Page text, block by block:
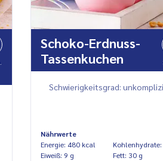
Schoko-Erdnuss-
Tassenkuchen
Schwierigkeitsgrad:
Nährwerte
Energie: 480 kcal
Eiweiß: 9 g
Fett: 30 g